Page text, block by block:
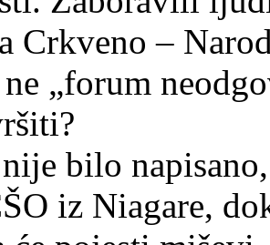
Crkveno –
„forum
bilo
iz Niagare,